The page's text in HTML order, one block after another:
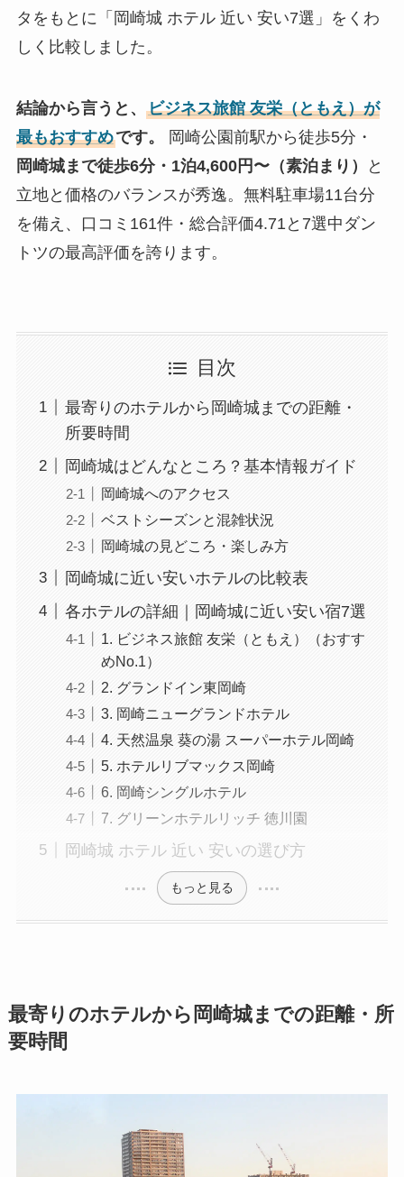
タをもとに「岡崎城 ホテル 近い 安い7選」をくわ
しく比較しました。
結論から言うと、 ビジネス旅館 友栄（ともえ）が
最もおすすめです。
岡崎公園前駅から徒歩5分・
岡崎城まで徒歩6分・1泊4,600円〜（素泊まり）
と
立地と価格のバランスが秀逸。無料駐車場11台分
を備え、口コミ161件・総合評価4.71と7選中ダン
トツの最高評価を誇ります。
目次
最寄りのホテルから岡崎城までの距離・
所要時間
岡崎城はどんなところ？基本情報ガイド
岡崎城へのアクセス
ベストシーズンと混雑状況
岡崎城の見どころ・楽しみ方
岡崎城に近い安いホテルの比較表
各ホテルの詳細｜岡崎城に近い安い宿7選
1. ビジネス旅館 友栄（ともえ）（おすす
めNo.1）
2. グランドイン東岡崎
3. 岡崎ニューグランドホテル
4. 天然温泉 葵の湯 スーパーホテル岡崎
5. ホテルリブマックス岡崎
6. 岡崎シングルホテル
7. グリーンホテルリッチ 徳川園
岡崎城 ホテル 近い 安いの選び方
もっと見る
最寄りのホテルから岡崎城までの距離・所
要時間